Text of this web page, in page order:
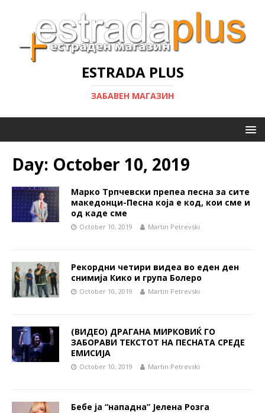
ESTRADA PLUS
ЗАБАВЕН МАГАЗИН
Day: October 10, 2019
Марко Трпчевски препеа песна за сите
македонци-Песна која е код, кои сме и
од каде сме
October 10, 2019 Martin Petrevski
Рекордни четири видеа во еден ден
снимија Кико и група Болеро
October 10, 2019 Martin Petrevski
(ВИДЕО) ДРАГАНА МИРКОВИЌ ГО
ЗАБОРАВИ ТЕКСТОТ НА ПЕСНАТА СРЕДЕ
ЕМИСИЈА
October 10, 2019 Martin Petrevski
Бебе ја “нападна” Јелена Розга